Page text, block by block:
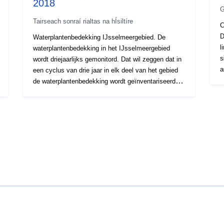
2018
Tairseach sonraí rialtas na hÍsiltíre
Waterplantenbedekking IJsselmeergebied. De
waterplantenbedekking in het IJsselmeergebied
wordt driejaarlijks gemonitord. Dat wil zeggen dat in
een cyclus van drie jaar in elk deel van het gebied
de waterplantenbedekking wordt geïnventariseerd: in